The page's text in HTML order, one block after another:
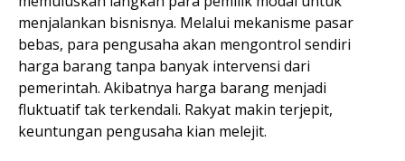
menjalankan bisnisnya. Melalui mekanisme pasar
bebas, para pengusaha akan mengontrol sendiri
harga barang tanpa banyak intervensi dari
pemerintah. Akibatnya harga barang menjadi
fluktuatif tak terkendali. Rakyat makin terjepit,
keuntungan pengusaha kian melejit.